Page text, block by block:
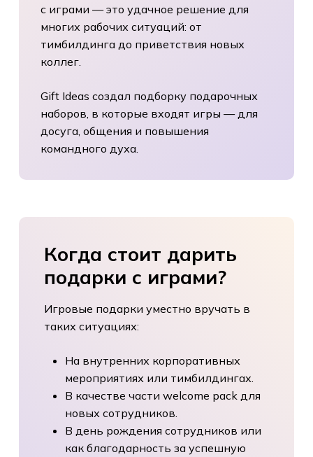
с играми — это удачное решение для
многих рабочих ситуаций: от
тимбилдинга до приветствия новых
коллег.
Gift Ideas создал подборку подарочных
наборов, в которые входят игры — для
досуга, общения и повышения
командного духа.
Когда стоит дарить
подарки с играми?
Игровые подарки уместно вручать в
таких ситуациях:
На внутренних корпоративных
мероприятиях или тимбилдингах.
В качестве части welcome pack для
новых сотрудников.
В день рождения сотрудников или
как благодарность за успешную